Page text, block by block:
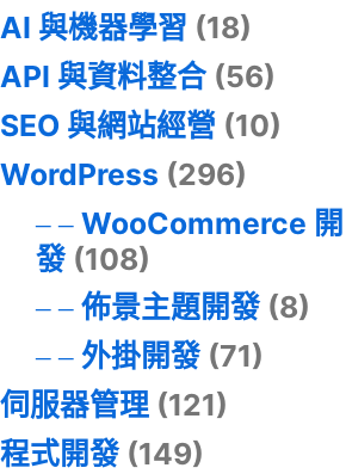
AI 與機器學習 (18)
API 與資料整合(56)
SEO 與網站經營 (10)
WordPress (296)
WooCommerce 開
發(108)
佈景主題開發(8)
外掛開發(71)
伺服器管理(121)
程式開發(149)